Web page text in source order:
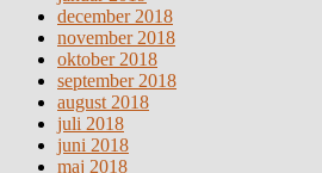
december 2018
november 2018
oktober 2018
september 2018
august 2018
juli 2018
juni 2018
maj 2018